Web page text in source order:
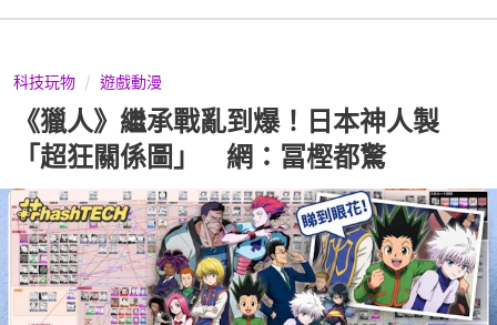
科技玩物 遊戲動漫
《獵人》繼承戰亂到爆！日本神人製
「超狂關係圖」 網：冨樫都驚